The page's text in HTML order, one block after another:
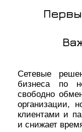
Сетевые
бизнеса по
свободно
организации,
клиентами и
и снижает